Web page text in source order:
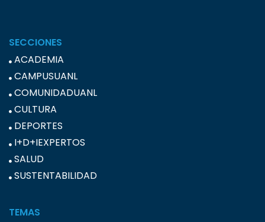
SECCIONES
ACADEMIA
CAMPUSUANL
COMUNIDADUANL
CULTURA
DEPORTES
I+D+IEXPERTOS
SALUD
SUSTENTABILIDAD
TEMAS